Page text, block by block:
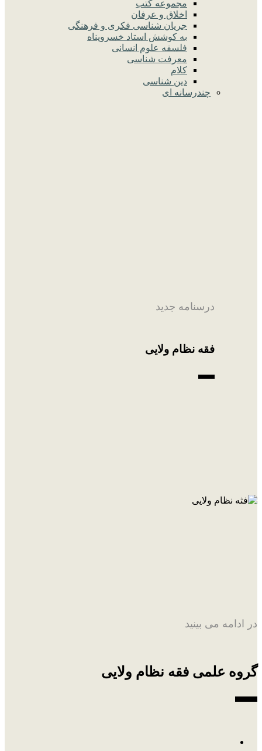
مجموعه کتب
اخلاق و عرفان
جریان شناسی فکری و فرهنگی
به کوشش استاد خسروپناه
فلسفه علوم انسانی
معرفت شناسی
کلام
دین شناسی
چندرسانه ای
درسنامه جدید
فقه نظام ولایی
در ادامه می بینید
گروه علمی فقه نظام ولایی